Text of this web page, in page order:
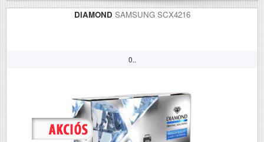
DIAMOND SAMSUNG SCX4216
0..